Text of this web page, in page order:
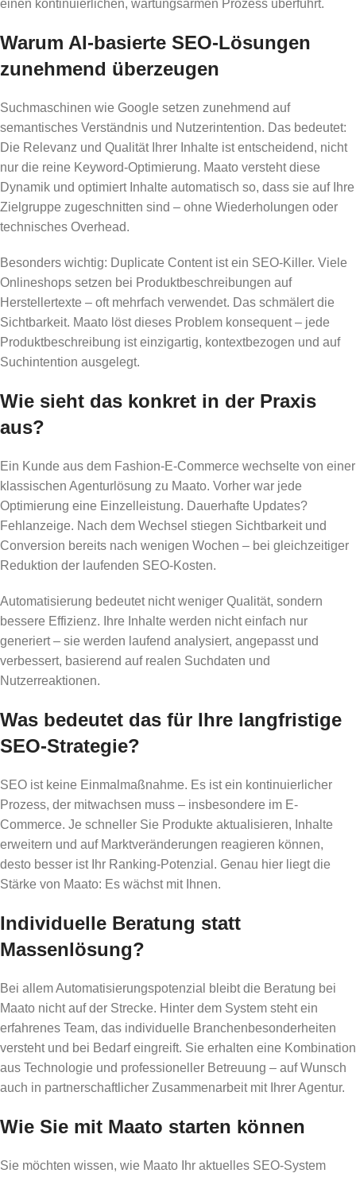
einen kontinuierlichen, wartungsarmen Prozess überführt.
Warum AI-basierte SEO-Lösungen
zunehmend überzeugen
Suchmaschinen wie Google setzen zunehmend auf
semantisches Verständnis und Nutzerintention. Das bedeutet:
Die Relevanz und Qualität Ihrer Inhalte ist entscheidend, nicht
nur die reine Keyword-Optimierung. Maato versteht diese
Dynamik und optimiert Inhalte automatisch so, dass sie auf Ihre
Zielgruppe zugeschnitten sind – ohne Wiederholungen oder
technisches Overhead.
Besonders wichtig: Duplicate Content ist ein SEO-Killer. Viele
Onlineshops setzen bei Produktbeschreibungen auf
Herstellertexte – oft mehrfach verwendet. Das schmälert die
Sichtbarkeit. Maato löst dieses Problem konsequent – jede
Produktbeschreibung ist einzigartig, kontextbezogen und auf
Suchintention ausgelegt.
Wie sieht das konkret in der Praxis
aus?
Ein Kunde aus dem Fashion-E-Commerce wechselte von einer
klassischen Agenturlösung zu Maato. Vorher war jede
Optimierung eine Einzelleistung. Dauerhafte Updates?
Fehlanzeige. Nach dem Wechsel stiegen Sichtbarkeit und
Conversion bereits nach wenigen Wochen – bei gleichzeitiger
Reduktion der laufenden SEO-Kosten.
Automatisierung bedeutet nicht weniger Qualität, sondern
bessere Effizienz. Ihre Inhalte werden nicht einfach nur
generiert – sie werden laufend analysiert, angepasst und
verbessert, basierend auf realen Suchdaten und
Nutzerreaktionen.
Was bedeutet das für Ihre langfristige
SEO-Strategie?
SEO ist keine Einmalmaßnahme. Es ist ein kontinuierlicher
Prozess, der mitwachsen muss – insbesondere im E-
Commerce. Je schneller Sie Produkte aktualisieren, Inhalte
erweitern und auf Marktveränderungen reagieren können,
desto besser ist Ihr Ranking-Potenzial. Genau hier liegt die
Stärke von Maato: Es wächst mit Ihnen.
Individuelle Beratung statt
Massenlösung?
Bei allem Automatisierungspotenzial bleibt die Beratung bei
Maato nicht auf der Strecke. Hinter dem System steht ein
erfahrenes Team, das individuelle Branchenbesonderheiten
versteht und bei Bedarf eingreift. Sie erhalten eine Kombination
aus Technologie und professioneller Betreuung – auf Wunsch
auch in partnerschaftlicher Zusammenarbeit mit Ihrer Agentur.
Wie Sie mit Maato starten können
Sie möchten wissen, wie Maato Ihr aktuelles SEO-System